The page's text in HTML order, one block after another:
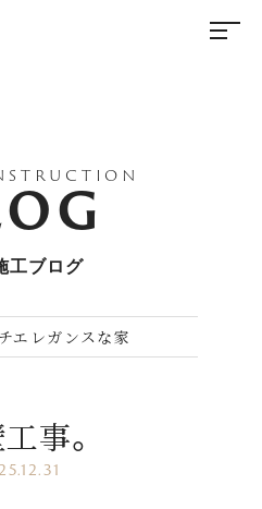
工ブログ
エレガンスな家
事。